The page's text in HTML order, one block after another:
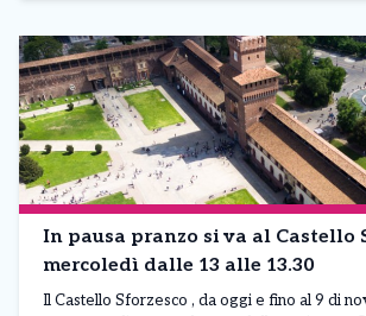
In pausa pranzo si va al Castello
mercoledì dalle 13 alle 13.30
Il Castello Sforzesco , da oggi e fino al 9 di